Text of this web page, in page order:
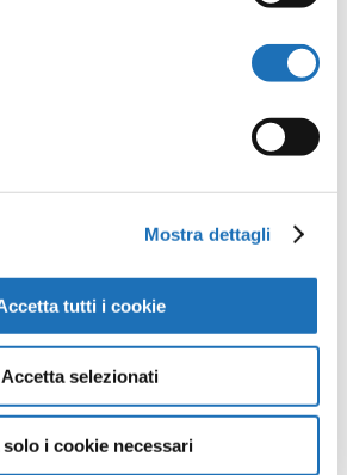
Mostra dettagli
tutti i cookie
Accetta selezionati
solo i cookie necessari
estivi al Museo